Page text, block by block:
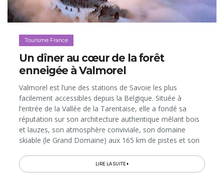
Tourisme France
Un dîner au cœur de la forêt
enneigée à Valmorel
Valmorel est l’une des stations de Savoie les plus
facilement accessibles depuis la Belgique. Située à
l’entrée de la Vallée de la Tarentaise, elle a fondé sa
réputation sur son architecture authentique mêlant bois
et lauzes, son atmosphère conviviale, son domaine
skiable (le Grand Domaine) aux 165 km de pistes et son
d’amis...
LIRE LA SUITE